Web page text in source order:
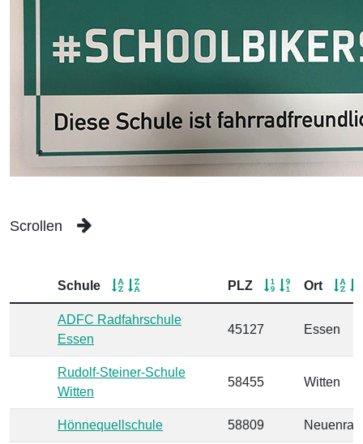
Scrollen
Schule PLZ Ort
ADFC Radfahrschule
Essen
45127 Essen
Rudolf-Steiner-Schule
Witten
58455 Witten
Hönnequellschule 58809